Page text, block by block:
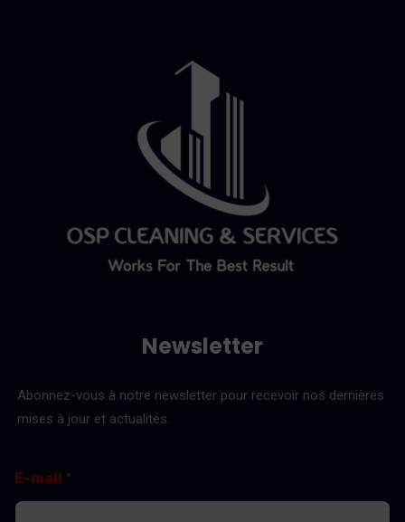
Newsletter
Abonnez-vous à notre newsletter pour recevoir nos dernières
mises à jour et actualités.
-
m
-
m
E-mail *